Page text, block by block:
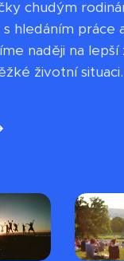
chudým
hledáním práce
naději na
životní situaci.